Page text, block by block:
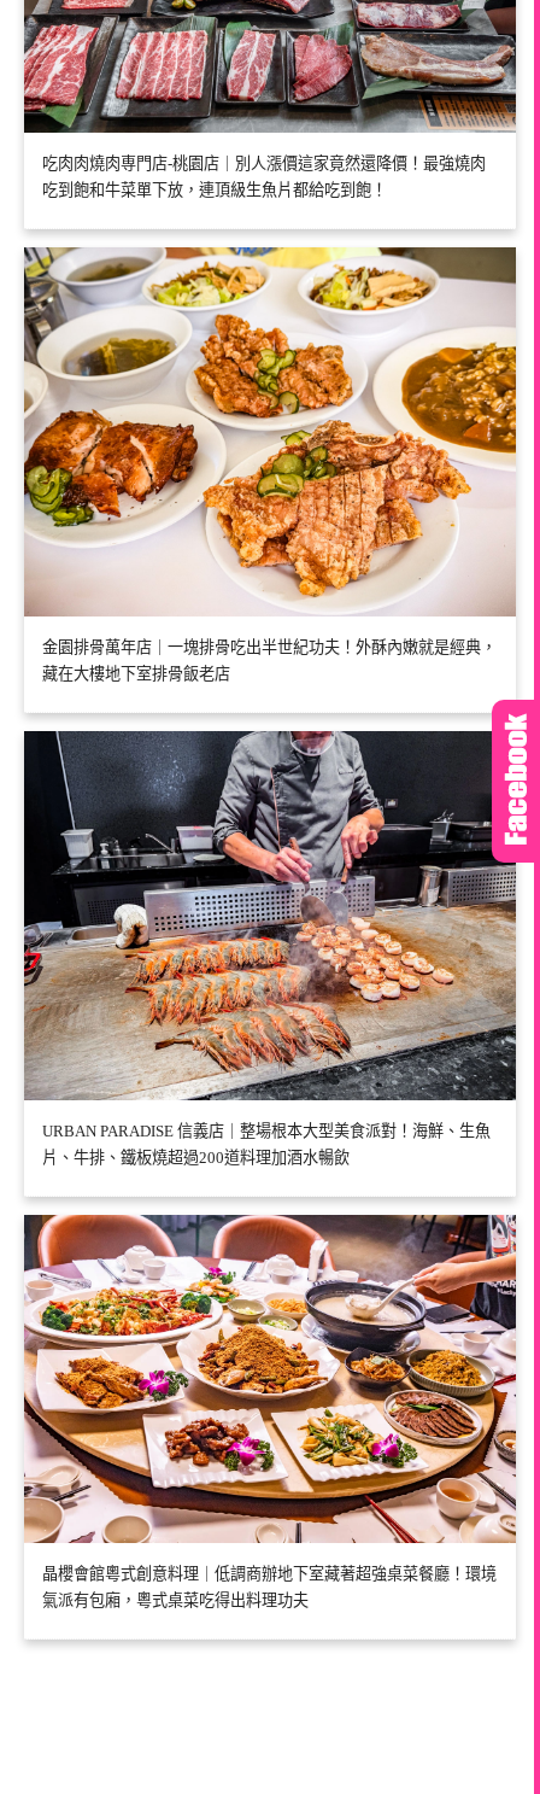
吃肉肉燒肉専門店-桃園店｜別人漲價這家竟然還降價！最強燒肉
吃到飽和牛菜單下放，連頂級生魚片都給吃到飽！
金園排骨萬年店｜一塊排骨吃出半世紀功夫！外酥內嫩就是經典，
藏在大樓地下室排骨飯老店
URBAN PARADISE 信義店｜整場根本大型美食派對！海鮮、生魚
片、牛排、鐵板燒超過200道料理加酒水暢飲
晶櫻會館粵式創意料理｜低調商辦地下室藏著超強桌菜餐廳！環境
氣派有包廂，粵式桌菜吃得出料理功夫